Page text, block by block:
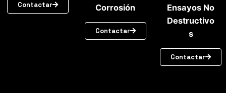
Contactar
Corrosión
Contactar
Ensayos No
Destructivo
s
Contactar